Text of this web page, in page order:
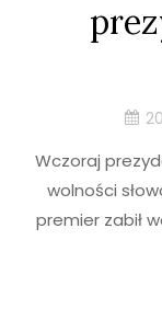
Wczoraj
wolności
premier zabił